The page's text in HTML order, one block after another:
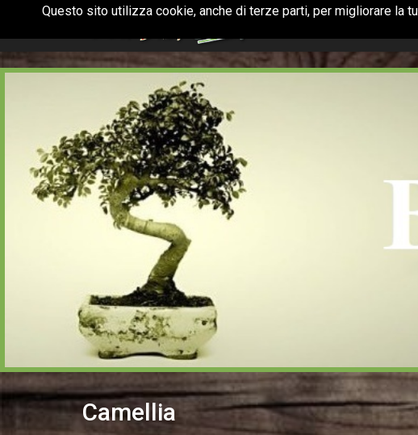
Camellia
Questo sito utilizza cookie, anche di terze parti, per migliorare la